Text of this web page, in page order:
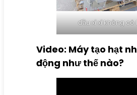
đầu xỉ xỉ không có
Video: Máy tạo hạt
động như thế nào?